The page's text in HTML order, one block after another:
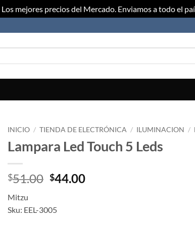
Los mejores precios del Mercado. Enviamos a todo el
INICIO / TIENDA DE ELECTRÓNICA / ILUMINACION /
Lampara Led Touch 5 Leds
$51.00 Original
$51.00.
$44.00Current
Mitzu
Sku: EEL-3005